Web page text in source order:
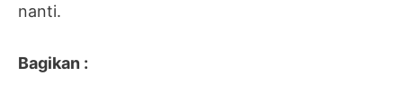
nanti.
Bagikan :